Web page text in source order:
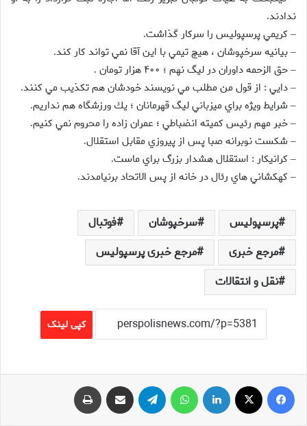
ندادند.
– كريمي پرسپوليس را سركار گذاشت.
– بيانيه سرخپوشان ، هيچ تيمي با اين آقا نمي تواند كار كند.
– حق الزحمه داوران در ليگ نهم ؛ ۴۰۰ هزار تومان
.
– دايي : از قول من مطلب مي نويسند خودشان هم تكذيب مي كنند.
– شرايط ويژه براي ميزباني ليگ قهرمانان ؛‌ يك ورزشگاه هم نداريم.
– خبر مهم رئيس كميته انضباطي ؛ عمران زاده را محروم نمي كنيم.
– شكست نوبرانه صبا پس از پيروزي مقابل استقلال.
– كرانيكار : استقلال هشدار بزرگ براي ماست.
– كهكشاني هاي رئال در خانه از پس الاتحاد برنيامدند.
پرسپولیس سرخپوشان
فوتبال
مرجع خبری
مرجع خبری پرسپولیس
نقل و انتقالات
کپی لینک
فیس بوک لینکدین تلگرام اشتراک گذاری از طریق ایمیل